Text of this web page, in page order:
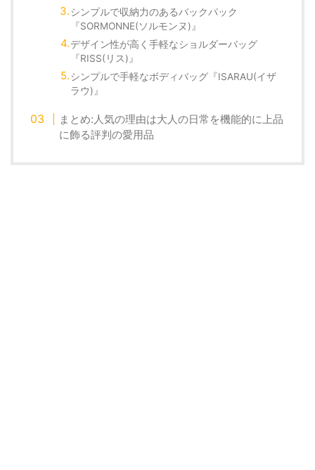
シンプルで収納力のあるバックパック
『SORMONNE(ソルモンヌ)』
デザイン性が高く手軽なショルダーバッグ
『RISS(リス)』
シンプルで手軽なボディバッグ『ISARAU(イザ
ラウ)』
まとめ:人気の理由は大人の日常を機能的に上品
に飾る評判の愛用品